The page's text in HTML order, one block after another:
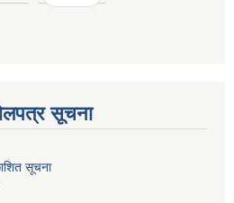
सूचना
सूचना